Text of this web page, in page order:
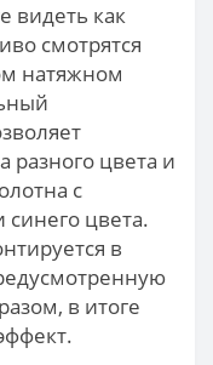
видеть как
смотрятся
натяжном
разного цвета и
с
синего цвета.
в
в итоге